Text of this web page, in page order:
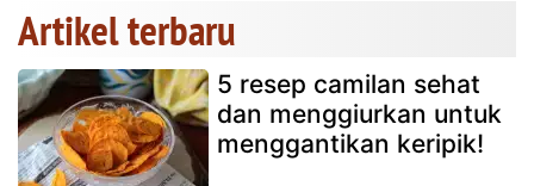
Artikel terbaru
5 resep camilan sehat
dan menggiurkan untuk
menggantikan keripik!